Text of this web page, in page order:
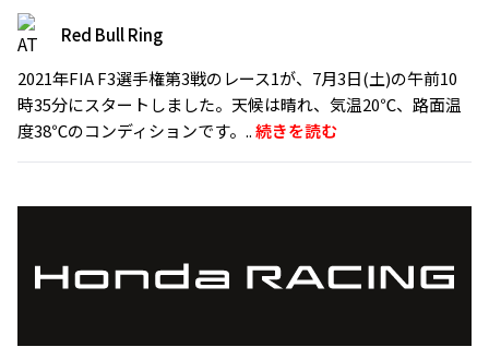
Red Bull Ring
2021年FIA F3選手権第3戦のレース1が、7月3日(土)の午前10
時35分にスタートしました。天候は晴れ、気温20℃、路面温
度38℃のコンディションです。..続きを読む